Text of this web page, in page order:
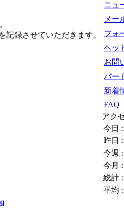
記録させていただきます。
ニュ
メー
フォ
ヘッ
お問
パー
新着
FAQ
アク
今日 :
昨日 :
今週 :
今月 :
総計 :
平均 :